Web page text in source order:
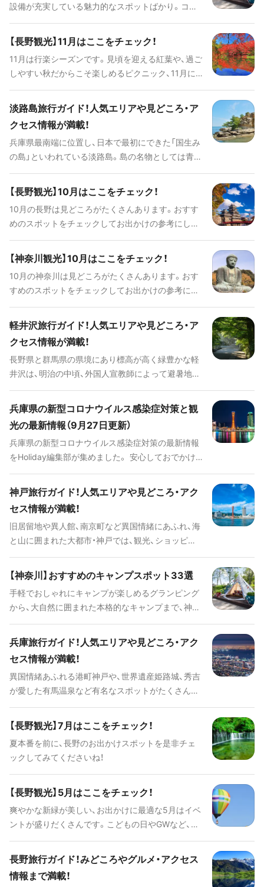
設備が充実している魅力的なスポットばかり。コテ
併設されているところも増えてきており、アクティ
ビティも存分に楽しめます。今回は注目すべきキャ
ンプ場をご紹介します。ぜひ参考にして、足を運んで
みてくださいね！
【長野観光】11月はここをチェック！
11月は行楽シーズンです。見頃を迎える紅葉や、過ご
しやすい秋だからこそ楽しめるピクニック、11月に
の長野のスポットをご紹介します。ぜひ、おでかけの
参考にされてみてください。
淡路島旅行ガイド！人気エリアや見どころ・ア
クセス情報が満載！
兵庫県最南端に位置し、日本で最初にできた「国生み
の島」といわれている淡路島。島の名物としては青く
絶品グルメやパワースポット、500年以上続く伝統
芸能などが挙げられ、非日常づくしで旅行にもピッ
タリの場所です。 今回はそんな淡路島を旅行する際
の見どころや人気の観光スポット、ご当地グルメ、ア
クセス情報、ホテルなどをたっぷりとご紹介してい
きます。
【長野観光】10月はここをチェック！
10月の長野は見どころがたくさんあります。おすす
めのスポットをチェックしてお出かけの参考にして
【神奈川観光】10月はここをチェック！
10月の神奈川は見どころがたくさんあります。おす
すめのスポットをチェックしてお出かけの参考にし
軽井沢旅行ガイド！人気エリアや見どころ・ア
クセス情報が満載！
長野県と群馬県の県境にあり標高が高く緑豊かな軽
井沢は、明治の中頃、外国人宣教師によって避暑地と
静かな森の中にある教会やクラシックな雰囲気の洋
風建築からはその歴史を感じることができます。ま
た、個性的な美術館や博物館を訪れて芸術鑑賞を楽
しんだり、おしゃれなショッピング・グルメスポット
では購買意欲も高まること間違いなしです。清らか
な水が流れ落ちる滝や湖畔のレジャーなど水辺の観
光も楽しめます。 今回は、軽井沢旅行の見どころ、人
ホテルなどをまるごとご紹介します。
兵庫県の新型コロナウイルス感染症対策と観
光の最新情報（9月27日更新）
兵庫県の新型コロナウイルス感染症対策の最新情報
をHoliday編集部が集めました。 安心しておでかけ
神戸旅行ガイド！人気エリアや見どころ・アク
セス情報が満載！
旧居留地や異人館、南京町など異国情緒にあふれ、海
と山に囲まれた大都市・神戸では、観光、ショッピン
た、大都市でありながら、ほんの少し足をのばすだけ
で高原での観光や山あいの温泉も楽しめます。 今回
は、神戸旅行の見どころや人気の観光スポット、ご当
地グルメ、アクセス情報、ホテルなどをまとめてご紹
介します。
【神奈川】おすすめのキャンプスポット33選
手軽でおしゃれにキャンプが楽しめるグランピング
から、大自然に囲まれた本格的なキャンプまで、神奈
す。今回はHoliday編集部おすすめのキャンプ場、グ
ランピングをご紹介します！
兵庫旅行ガイド！人気エリアや見どころ・アク
セス情報が満載！
異国情緒あふれる港町神戸や、世界遺産姫路城、秀吉
が愛した有馬温泉など有名なスポットがたくさんの
楽しむことができます。 今回は、魅力あふれる兵庫
の旅の見どころや絶対に訪れたい人気の観光スポッ
ト・ご当地グルメ・アクセス情報・ホテルなどをまと
めてご紹介します。
【長野観光】7月はここをチェック！
夏本番を前に、長野のお出かけスポットを是非チェ
ックしてみてくださいね！
【長野観光】5月はここをチェック！
爽やかな新緑が美しい、お出かけに最適な5月はイベ
ントが盛りだくさんです。こどもの日やGWなど、連
方も多いかと思います。5月に長野を訪れる際は是非
こちらを参考にされてみてください。
長野旅行ガイド！みどころやグルメ・アクセス
情報まで満載！